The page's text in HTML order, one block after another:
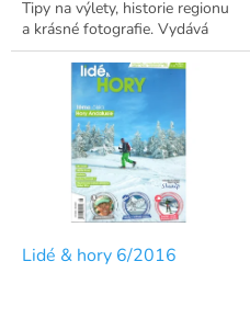
Tipy na výlety, historie regionu
a krásné fotografie. Vydává
KRNAP.
Lidé & hory 6/2016